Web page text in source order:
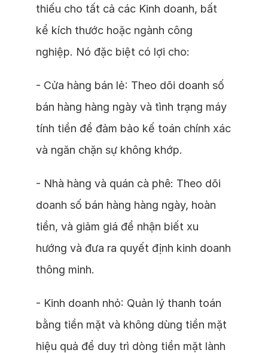
thiếu cho tất cả các Kinh doanh, bất
kể kích thước hoặc ngành công
nghiệp. Nó đặc biệt có lợi cho:
- Cửa hàng bán lẻ: Theo dõi doanh số
bán hàng hàng ngày và tình trạng máy
tính tiền để đảm bảo kế toán chính xác
và ngăn chặn sự không khớp.
- Nhà hàng và quán cà phê: Theo dõi
doanh số bán hàng hàng ngày, hoàn
tiền, và giảm giá để nhận biết xu
hướng và đưa ra quyết định kinh doanh
thông minh.
- Kinh doanh nhỏ: Quản lý thanh toán
bằng tiền mặt và không dùng tiền mặt
hiệu quả để duy trì dòng tiền mặt lành